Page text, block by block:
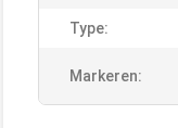
Type:
Markeren: